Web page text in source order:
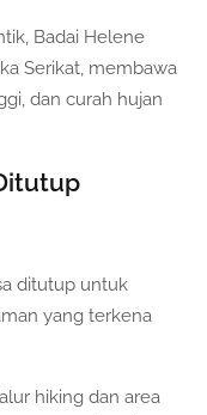
Badai Helene
Serikat, membawa
dan curah hujan
ditutup untuk
yang terkena
hiking dan area